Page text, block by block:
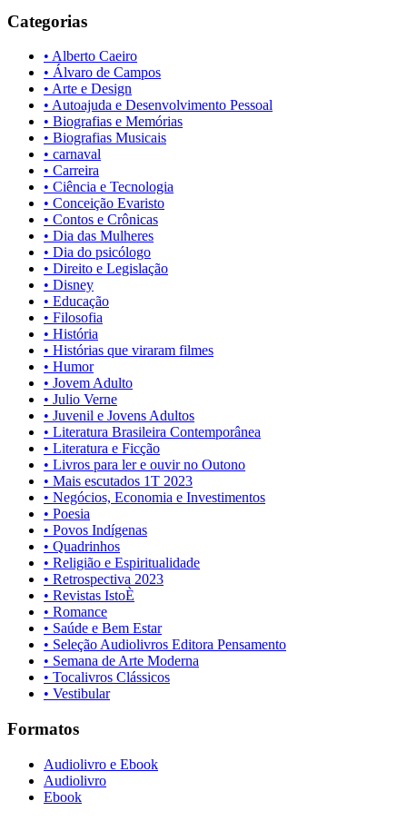
Categorias
• Alberto Caeiro
• Álvaro de Campos
• Arte e Design
• Autoajuda e Desenvolvimento Pessoal
• Biografias e Memórias
• Biografias Musicais
• carnaval
• Carreira
• Ciência e Tecnologia
• Conceição Evaristo
• Contos e Crônicas
• Dia das Mulheres
• Dia do psicólogo
• Direito e Legislação
• Disney
• Educação
• Filosofia
• História
• Histórias que viraram filmes
• Humor
• Jovem Adulto
• Julio Verne
• Juvenil e Jovens Adultos
• Literatura Brasileira Contemporânea
• Literatura e Ficção
• Livros para ler e ouvir no Outono
• Mais escutados 1T 2023
• Negócios, Economia e Investimentos
• Poesia
• Povos Indígenas
• Quadrinhos
• Religião e Espiritualidade
• Retrospectiva 2023
• Revistas IstoÈ
• Romance
• Saúde e Bem Estar
• Seleção Audiolivros Editora Pensamento
• Semana de Arte Moderna
• Tocalivros Clássicos
• Vestibular
Formatos
Audiolivro e Ebook
Audiolivro
Ebook